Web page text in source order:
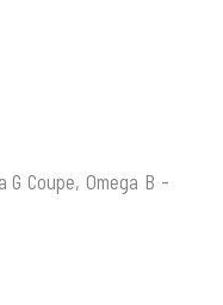
G Coupe, Omega B -